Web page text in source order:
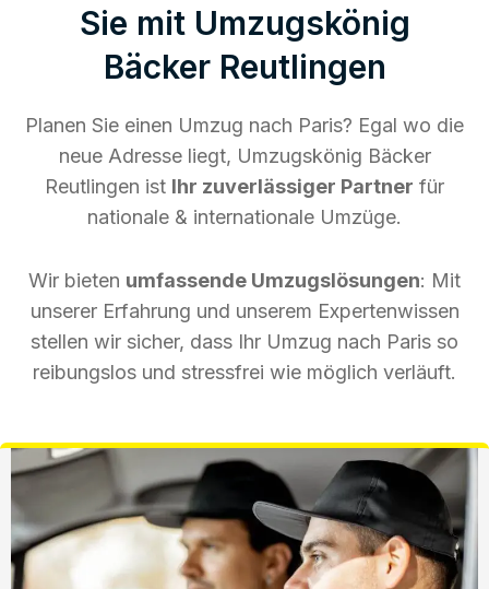
Sie mit Umzugskönig
Bäcker Reutlingen
Planen Sie einen Umzug nach Paris? Egal wo die
neue Adresse liegt, Umzugskönig Bäcker
Reutlingen ist Ihr zuverlässiger Partner für
nationale & internationale Umzüge.
Wir bieten umfassende Umzugslösungen: Mit
unserer Erfahrung und unserem Expertenwissen
stellen wir sicher, dass Ihr Umzug nach Paris so
reibungslos und stressfrei wie möglich verläuft.